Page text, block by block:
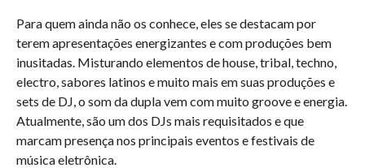
Para quem ainda não os conhece, eles se destacam por
terem apresentações energizantes e com produções bem
inusitadas. Misturando elementos de house, tribal, techno,
electro, sabores latinos e muito mais em suas produções e
sets de DJ, o som da dupla vem com muito groove e energia.
Atualmente, são um dos DJs mais requisitados e que
marcam presença nos principais eventos e festivais de
música eletrônica.